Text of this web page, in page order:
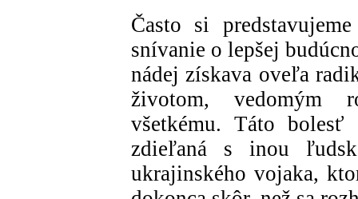
Často si
snívanie o lepšej
nádej získava oveľa
životom, vedomým
všetkému. Táto
zdieľaná s inou
ukrajinského vojaka,